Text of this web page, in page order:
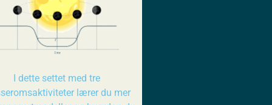
I dette settet med tre
lærer du mer